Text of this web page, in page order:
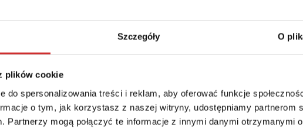
Szczegóły O
plików cookie
do spersonalizowania treści i reklam, aby oferować funkcje
o tym, jak korzystasz z naszej witryny, udostępniamy partnerom
Partnerzy mogą połączyć te informacje z innymi danymi otrzymanymi
ekspertów w zakresie systemów informacji badawczej.